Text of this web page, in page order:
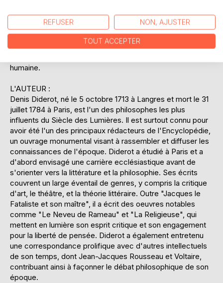
qu'après la mort de Diderot, reflétant son caractère avant-
gardiste et son défi aux conventions littéraires de l'époque.
Avec une écriture dynamique et une structure innovante,
"Jacques le Fataliste et son maître" reste une exploration
humaine.
L'AUTEUR :
Denis Diderot, né le 5 octobre 1713 à Langres et mort le 31
juillet 1784 à Paris, est l'un des philosophes les plus
influents du Siècle des Lumières. Il est surtout connu pour
avoir été l'un des principaux rédacteurs de l'Encyclopédie,
un ouvrage monumental visant à rassembler et diffuser les
connaissances de l'époque. Diderot a étudié à Paris et a
d'abord envisagé une carrière ecclésiastique avant de
s'orienter vers la littérature et la philosophie. Ses écrits
couvrent un large éventail de genres, y compris la critique
d'art, le théâtre, et la théorie littéraire. Outre "Jacques le
Fataliste et son maître", il a écrit des oeuvres notables
comme "Le Neveu de Rameau" et "La Religieuse", qui
mettent en lumière son esprit critique et son engagement
pour la liberté de pensée. Diderot a également entretenu
une correspondance prolifique avec d'autres intellectuels
de son temps, dont Jean-Jacques Rousseau et Voltaire,
contribuant ainsi à façonner le débat philosophique de son
époque.
REFUSER NON, AJUSTER
TOUT ACCEPTER